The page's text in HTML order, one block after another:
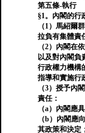
第五條-執行
§1。內閣的行
（1）馬紹爾
拉負有集體責
（2）內閣在
以及對內閣負
行政權力機構
指導和實施行
（3）授予內
責任：
（a）內閣應
（b）內閣應
其政策和決定